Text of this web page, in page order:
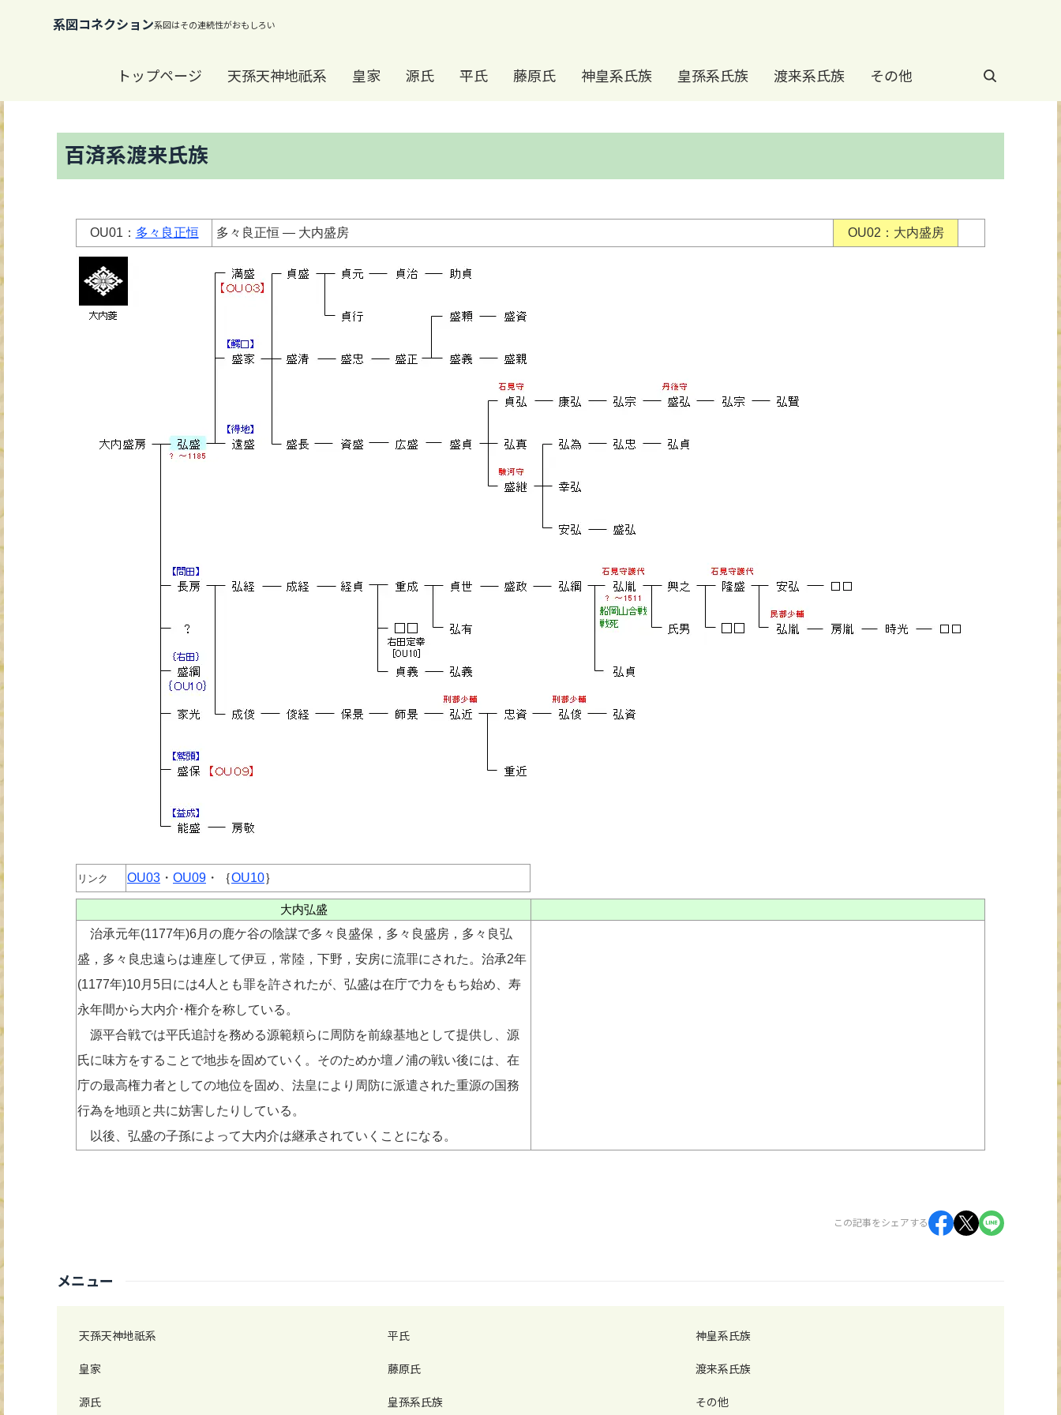
系図コネクション
トップページ 天孫天神地祇系 皇家 源氏 平氏 藤原氏 神皇系氏族 皇孫系氏族 渡来系氏族 その他
百済系渡来氏族
OU01： 多々良正恒 多々良正恒 ― 大内盛房 OU02：大内盛房
リンク OU03 ・ OU09 ・｛OU10｝
大内弘盛
治承元年(1177年)6月の鹿ケ谷の陰謀で多々良盛保，多々良盛房，多々良弘
盛，多々良忠遠らは連座して伊豆，常陸，下野，安房に流罪にされた。治承2年
(1177年)10月5日には4人とも罪を許されたが、弘盛は在庁で力をもち始め、寿
永年間から大内介･権介を称している。
源平合戦では平氏追討を務める源範頼らに周防を前線基地として提供し、源
氏に味方をすることで地歩を固めていく。そのためか壇ノ浦の戦い後には、在
庁の最高権力者としての地位を固め、法皇により周防に派遣された重源の国務
行為を地頭と共に妨害したりしている。
以後、弘盛の子孫によって大内介は継承されていくことになる。
この記事をシェアする
メニュー
天孫天神地祇系
皇家
源氏
平氏
藤原氏
皇孫系氏族
神皇系氏族
渡来系氏族
その他